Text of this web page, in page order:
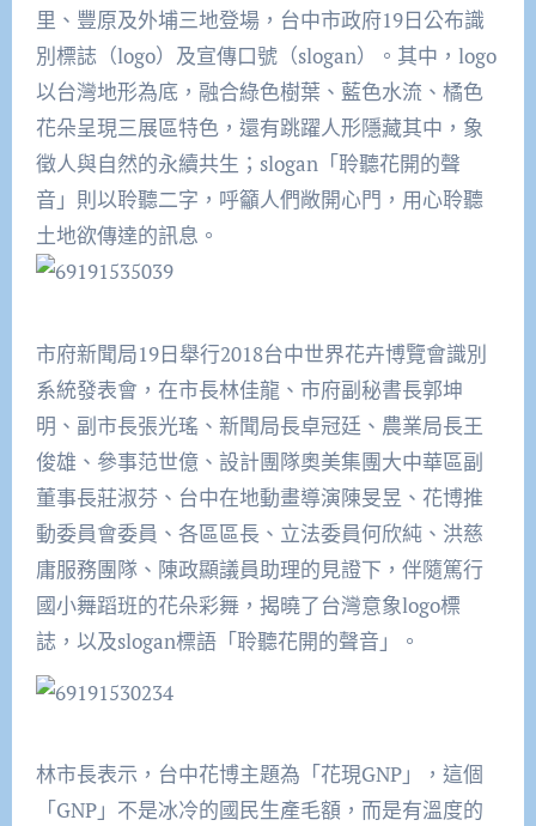
里、豐原及外埔三地登場，台中市政府19日公布識
別標誌（logo）及宣傳口號（slogan）。其中， logo
以台灣地形為底，融合綠色樹葉、藍色水流、橘色
花朵呈現三展區特色，還有跳躍人形隱藏其中，象
徵人與自然的永續共生； slogan「聆聽花開的聲
音」則以聆聽二字，呼籲人們敞開心門，用心聆聽
土地欲傳達的訊息。
市府新聞局19日舉行2018台中世界花卉博覽會識別
系統發表會，在市長林佳龍、市府副秘書長郭坤
明、副市長張光瑤、新聞局長卓冠廷、農業局長王
俊雄、參事范世億、設計團隊奧美集團大中華區副
董事長莊淑芬、台中在地動畫導演陳旻昱、花博推
動委員會委員、各區區長、立法委員何欣純、洪慈
庸服務團隊、陳政顯議員助理的見證下，伴隨篤行
國小舞蹈班的花朵彩舞，揭曉了台灣意象logo標
誌，以及slogan標語「聆聽花開的聲音」。
林市長表示，台中花博主題為「花現GNP」，這個
「GNP」不是冰冷的國民生產毛額，而是有溫度的